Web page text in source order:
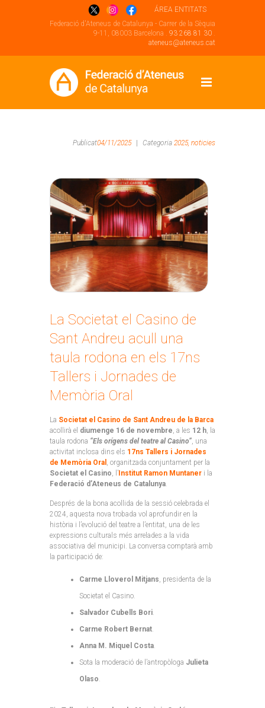
ÁREA ENTITATS
Federació d'Ateneus de Catalunya - Carrer de la Sèquia
9-11, 08003 Barcelona . 93 268 81 30 .
ateneus@ateneus.cat
Publicat04/11/2025 Categoria 2025, noticies
La Societat el Casino de
Sant Andreu acull una
taula rodona en els 17ns
Tallers i Jornades de
Memòria Oral
La Societat el Casino de Sant Andreu de la Barca
acollirà el diumenge 16 de novembre, a les 12 h, la
taula rodona “Els orígens del teatre al Casino”, una
activitat inclosa dins els 17ns Tallers i Jornades
de Memòria Oral , organitzada conjuntament per la
Societat el Casino, l’ Institut Ramon Muntaner i la
Federació d’Ateneus de Catalunya.
Després de la bona acollida de la sessió celebrada el
2024, aquesta nova trobada vol aprofundir en la
història i l’evolució del teatre a l’entitat, una de les
expressions culturals més arrelades a la vida
associativa del municipi. La conversa comptarà amb
la participació de:
Carme Lloverol Mitjans, presidenta de la
Societat el Casino.
Salvador Cubells Bori.
Carme Robert Bernat.
Anna M. Miquel Costa.
Sota la moderació de l’antropòloga Julieta
Olaso.